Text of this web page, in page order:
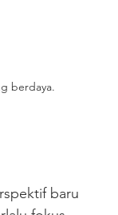
berdaya.
baru